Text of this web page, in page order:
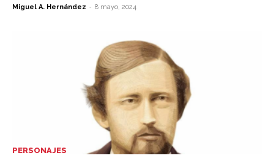
Miguel A. Hernández - 8 mayo, 2024
PERSONAJES